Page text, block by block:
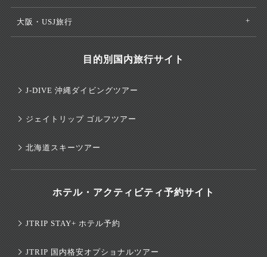
大阪・USJ旅行
目的別国内旅行サイト
J-DIVE 沖縄ダイビングツアー
ジェイトリップ ゴルフツアー
北海道スキーツアー
ホテル・アクティビティ予約サイト
JTRIP STAY+ ホテル予約
JTRIP 国内格安オプショナルツアー